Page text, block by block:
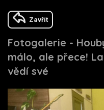
Zavřít
Fotogalerie -
málo, ale přece!
vědí své